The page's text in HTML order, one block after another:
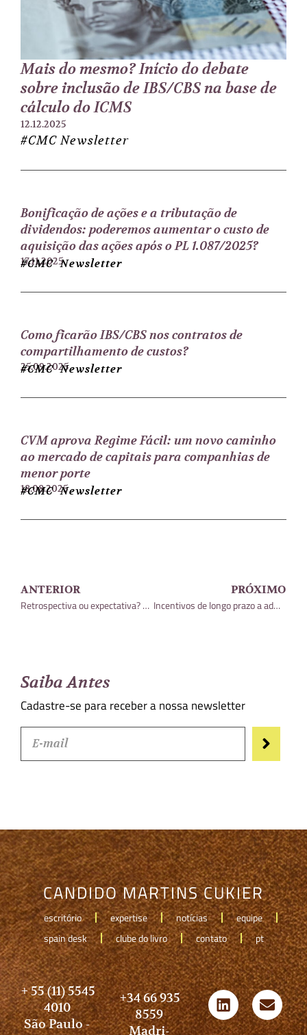
Mais do mesmo? Início do debate
sobre inclusão de IBS/CBS na base de
cálculo do ICMS
12.12.2025
#CMC Newsletter
Bonificação de ações e a tributação de
dividendos: poderemos aumentar o custo de
aquisição das ações após o PL 1.087/2025?
17.11.2025
#CMC Newsletter
Como ficarão IBS/CBS nos contratos de
compartilhamento de custos?
25.09.2025
#CMC Newsletter
CVM aprova Regime Fácil: um novo caminho
ao mercado de capitais para companhias de
menor porte
18.08.2025
#CMC Newsletter
ANTERIOR
Retrospectiva ou expectativa? 2022: a reforma tributária passa?
PRÓXIMO
Incentivos de longo prazo a administradores e colaboradores: um cuidado com o futuro
Saiba Antes
Cadastre-se para receber a nossa newsletter
CANDIDO MARTINS CUKIER
escritório expertise notícias
equipe
spain desk
clube do livro contato pt
+ 55 (11) 5545
4010
São Paulo -
+34 66 935
8559
Madri-